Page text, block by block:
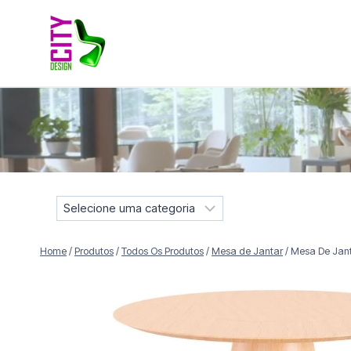
Conteúdo
Móveis selecionados para compor projetos residenciais
e
e
Home / Produtos / Todos Os Produtos / Mesa de Jantar / Mesa De